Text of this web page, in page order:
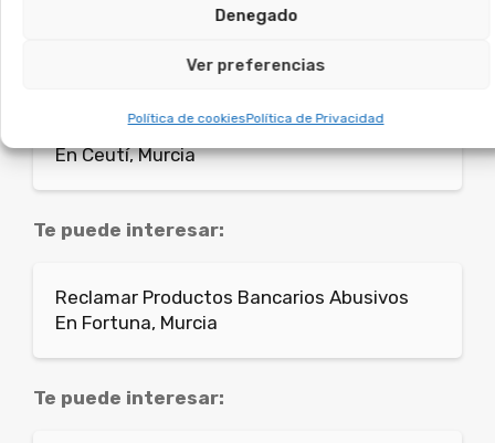
Denegado
Ver preferencias
Política de cookiesPolítica de Privacidad
Te puede interesar:
Reclamar Productos Bancarios Abusivos
En Ceutí, Murcia
Te puede interesar:
Reclamar Productos Bancarios Abusivos
En Fortuna, Murcia
Te puede interesar: